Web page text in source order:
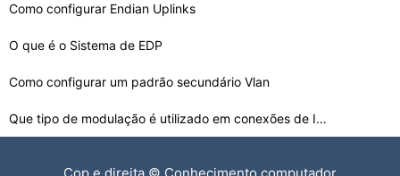
Como criar uma subpasta em uma pasta existente
Como abrir uma XNA Game Studio Express
Como reinstalar um Chipset
Como configurar Endian Uplinks
O que é o Sistema de EDP
Como configurar um padrão secundário Vlan
Que tipo de modulação é utilizado em conexões de In…